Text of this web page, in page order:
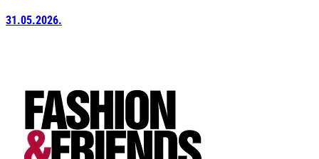
31.05.2026.